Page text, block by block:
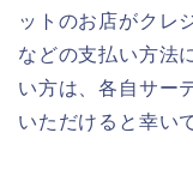
ットのお店がクレ
などの支払い方法
い方は、各自サー
いただけると幸い